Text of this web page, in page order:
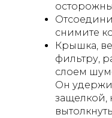
снимите
Крышка,
фильтру,
слоем
Он
защелкой,